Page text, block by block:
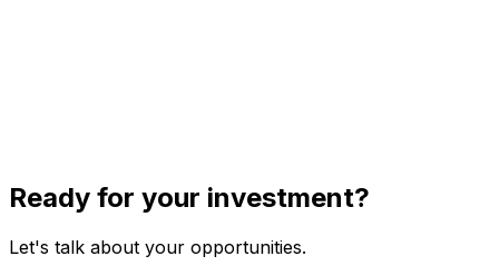
Ready for your investment?
Let's talk about your opportunities.